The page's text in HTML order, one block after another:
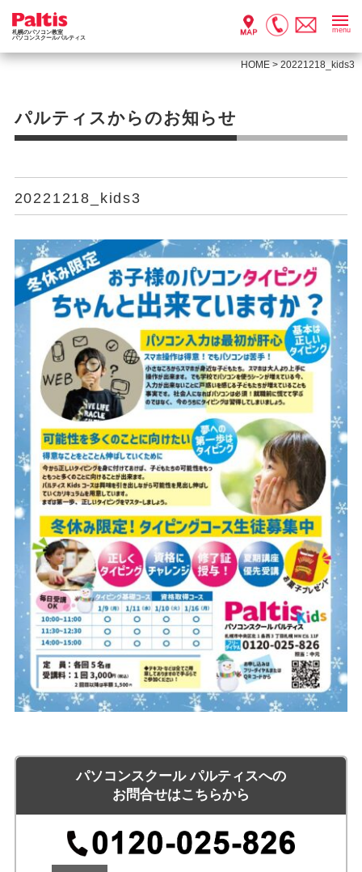
札幌のパソコン教室
パソコンスクールパルティス
menu
HOME >20221218_kids3
パルティスからのお知らせ
20221218_kids3
パソコンスクール パルティスへの
お問合せはこちらから